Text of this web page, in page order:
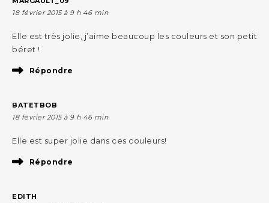
18 février 2015 à 9 h 46 min
Elle est très jolie, j’aime beaucoup les couleurs et son petit
béret !
Répondre
BATETBOB
18 février 2015 à 9 h 46 min
Elle est super jolie dans ces couleurs!
Répondre
EDITH